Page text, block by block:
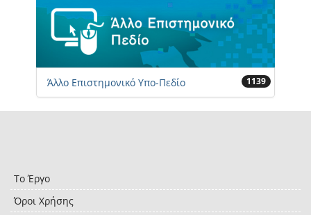
Άλλο Επιστημονικό Υπο-Πεδίο 1139
Το Έργο
Όροι Χρήσης